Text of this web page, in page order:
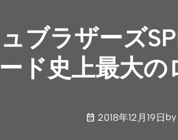
ブラザーズ
ド史上最大
2018年12月19日